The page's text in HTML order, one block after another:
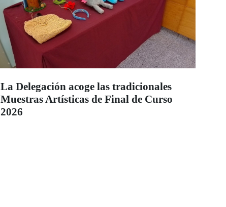
La Delegación acoge las tradicionales
Muestras Artísticas de Final de Curso
2026